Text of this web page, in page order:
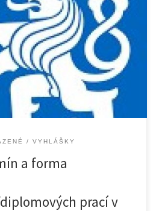
VYHLÁŠKY
a forma
prací v